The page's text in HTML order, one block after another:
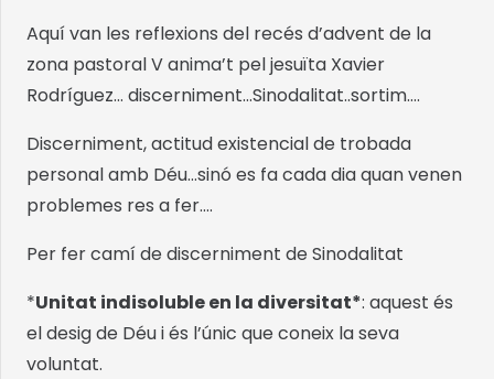
Aquí van les reflexions del recés d’advent de la
zona pastoral V anima’t pel jesuïta Xavier
Rodríguez… discerniment…Sinodalitat..sortim….
Discerniment, actitud existencial de trobada
personal amb Déu…sinó es fa cada dia quan venen
problemes res a fer….
Per fer camí de discerniment de Sinodalitat
*Unitat indisoluble en la diversitat*: aquest és
el desig de Déu i és l’únic que coneix la seva
voluntat.